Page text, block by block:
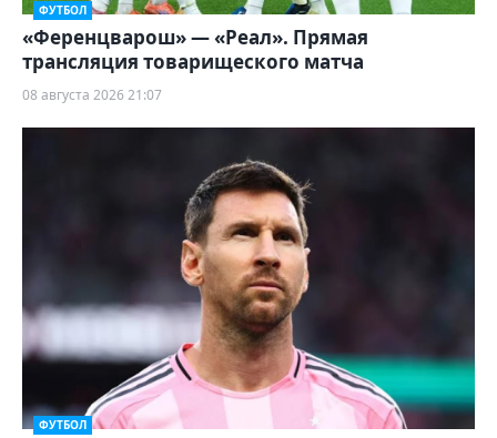
ФУТБОЛ
«Ференцварош» — «Реал». Прямая
трансляция товарищеского матча
08 августа 2026 21:07
ФУТБОЛ